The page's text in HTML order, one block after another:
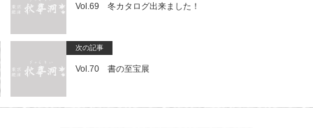
Vol.69 冬カタログ出来ました！
次の記事
Vol.70 書の至宝展